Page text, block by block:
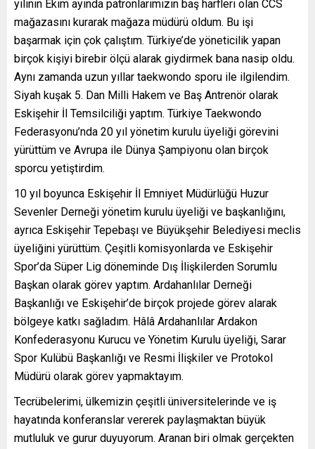
yılının Ekim ayında patronlarımızın baş harfleri olan CCS
mağazasını kurarak mağaza müdürü oldum. Bu işi
başarmak için çok çalıştım. Türkiye’de yöneticilik yapan
birçok kişiyi birebir ölçü alarak giydirmek bana nasip oldu.
Aynı zamanda uzun yıllar taekwondo sporu ile ilgilendim.
Siyah kuşak 5. Dan Milli Hakem ve Baş Antrenör olarak
Eskişehir İl Temsilciliği yaptım. Türkiye Taekwondo
Federasyonu’nda 20 yıl yönetim kurulu üyeliği görevini
yürüttüm ve Avrupa ile Dünya Şampiyonu olan birçok
sporcu yetiştirdim.
10 yıl boyunca Eskişehir İl Emniyet Müdürlüğü Huzur
Sevenler Derneği yönetim kurulu üyeliği ve başkanlığını,
ayrıca Eskişehir Tepebaşı ve Büyükşehir Belediyesi meclis
üyeliğini yürüttüm. Çeşitli komisyonlarda ve Eskişehir
Spor’da Süper Lig döneminde Dış İlişkilerden Sorumlu
Başkan olarak görev yaptım. Ardahanlılar Derneği
Başkanlığı ve Eskişehir’de birçok projede görev alarak
bölgeye katkı sağladım. Hâlâ Ardahanlılar Ardakon
Konfederasyonu Kurucu ve Yönetim Kurulu üyeliği, Sarar
Spor Kulübü Başkanlığı ve Resmi İlişkiler ve Protokol
Müdürü olarak görev yapmaktayım.
Tecrübelerimi, ülkemizin çeşitli üniversitelerinde ve iş
hayatında konferanslar vererek paylaşmaktan büyük
mutluluk ve gurur duyuyorum. Aranan biri olmak gerçekten